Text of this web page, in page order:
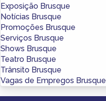
Exposição Brusque
Notícias Brusque
Promoções Brusque
Serviços Brusque
Shows Brusque
Teatro Brusque
Trânsito Brusque
Vagas de Empregos Brusque